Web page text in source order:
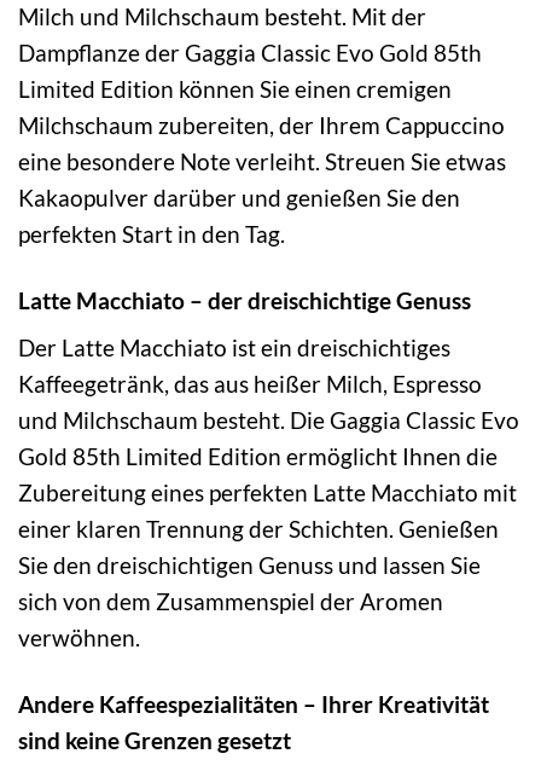
Milch und Milchschaum besteht. Mit der
Dampflanze der Gaggia Classic Evo Gold 85th
Limited Edition können Sie einen cremigen
Milchschaum zubereiten, der Ihrem Cappuccino
eine besondere Note verleiht. Streuen Sie etwas
Kakaopulver darüber und genießen Sie den
perfekten Start in den Tag.
Latte Macchiato – der dreischichtige Genuss
Der Latte Macchiato ist ein dreischichtiges
Kaffeegetränk, das aus heißer Milch, Espresso
und Milchschaum besteht. Die Gaggia Classic Evo
Gold 85th Limited Edition ermöglicht Ihnen die
Zubereitung eines perfekten Latte Macchiato mit
einer klaren Trennung der Schichten. Genießen
Sie den dreischichtigen Genuss und lassen Sie
sich von dem Zusammenspiel der Aromen
verwöhnen.
Andere Kaffeespezialitäten – Ihrer Kreativität
sind keine Grenzen gesetzt